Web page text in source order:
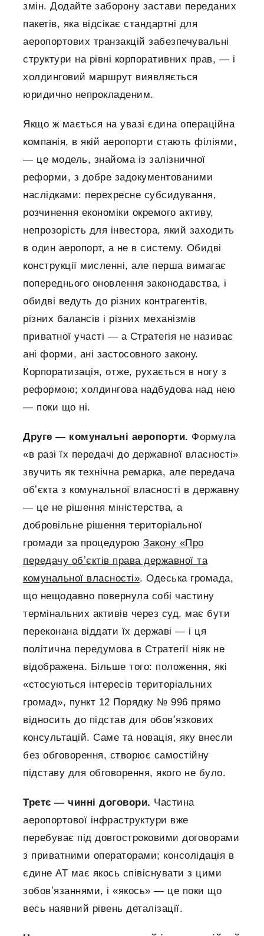
змін. Додайте заборону застави переданих
пакетів, яка відсікає стандартні для
аеропортових транзакцій забезпечувальні
структури на рівні корпоративних прав, — і
холдинговий маршрут виявляється
юридично непрокладеним.
Якщо ж мається на увазі єдина операційна
компанія, в якій аеропорти стають філіями,
— це модель, знайома із залізничної
реформи, з добре задокументованими
наслідками: перехресне субсидування,
розчинення економіки окремого активу,
непрозорість для інвестора, який заходить
в один аеропорт, а не в систему. Обидві
конструкції мисленні, але перша вимагає
попереднього оновлення законодавства, і
обидві ведуть до різних контрагентів,
різних балансів і різних механізмів
приватної участі — а Стратегія не називає
ані форми, ані застосовного закону.
Корпоратизація, отже, рухається в ногу з
реформою; холдингова надбудова над нею
— поки що ні.
Друге — комунальні аеропорти. Формула
«в разі їх передачі до державної власності»
звучить як технічна ремарка, але передача
обʼєкта з комунальної власності в державну
— це не рішення міністерства, а
добровільне рішення територіальної
громади за процедурою Закону «Про
передачу обʼєктів права державної та
комунальної власності». Одеська громада,
що нещодавно повернула собі частину
термінальних активів через суд, має бути
переконана віддати їх державі — і ця
політична передумова в Стратегії ніяк не
відображена. Більше того: положення, які
«стосуються інтересів територіальних
громад», пункт 12 Порядку № 996 прямо
відносить до підстав для обовʼязкових
консультацій. Саме та новація, яку внесли
без обговорення, створює самостійну
підставу для обговорення, якого не було.
Третє — чинні договори. Частина
аеропортової інфраструктури вже
перебуває під довгостроковими договорами
з приватними операторами; консолідація в
єдине АТ має якось співіснувати з цими
зобовʼязаннями, і «якось» — це поки що
весь наявний рівень деталізації.